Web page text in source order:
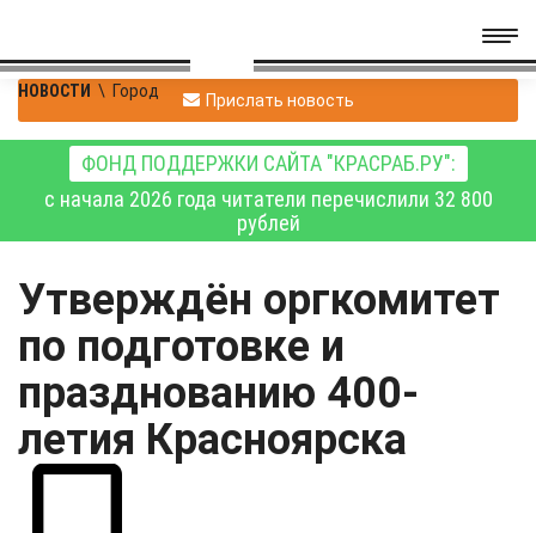
НОВОСТИ \ Город Прислать новость
ФОНД ПОДДЕРЖКИ САЙТА "КРАСРАБ.РУ":
с начала 2026 года читатели перечислили 32 800
рублей
Утверждён оргкомитет
по подготовке и
празднованию 400-
летия Красноярска